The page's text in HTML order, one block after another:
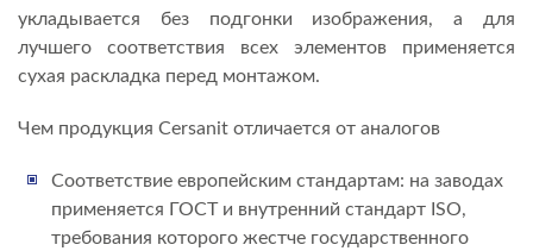
укладывается без подгонки изображения, а для
лучшего соответствия всех элементов применяется
сухая раскладка перед монтажом.
Чем продукция Cersanit отличается от аналогов
Соответствие европейским стандартам: на заводах
применяется ГОСТ и внутренний стандарт ISO,
требования которого жестче государственного